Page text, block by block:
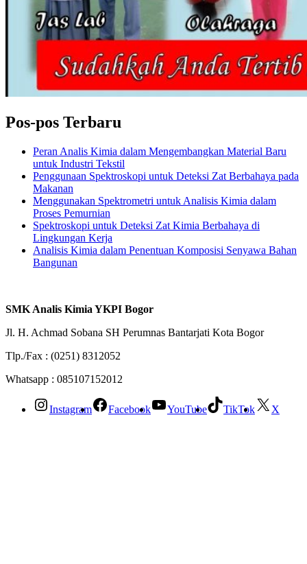
Pos-pos Terbaru
Peran Analis Kimia dalam Mengembangkan Material Baru
untuk Industri Tekstil
Penggunaan Spektroskopi untuk Deteksi Zat Berbahaya pada
Makanan
Menggunakan Spektrometri untuk Analisis Kimia dalam
Proses Pemurnian
Spektroskopi untuk Deteksi Zat Kimia Berbahaya di
Lingkungan Kerja
Analisis Kimia dalam Penentuan Komposisi Senyawa Bahan
Bangunan
SMK Analis Kimia YKPI Bogor
Jl. H. Achmad Sobana SH Perumnas Bantarjati Kota Bogor
Tlp./Fax : (0251) 8312052
Whatsapp : 085107152012
Instagram Facebook YouTube TikTok X